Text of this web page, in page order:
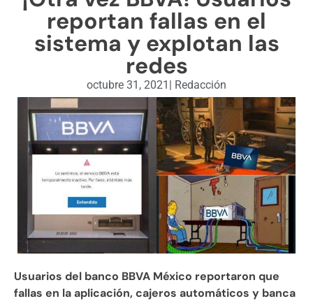
reportan fallas en el
sistema y explotan las
redes
octubre 31, 2021 | Redacción
Usuarios del banco BBVA México reportaron que
fallas en la aplicación, cajeros automáticos y banca